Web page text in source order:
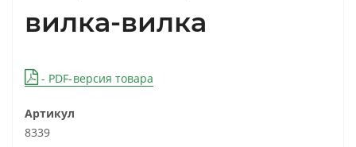
вилка-вилка
- PDF-версия товара
Артикул
8339